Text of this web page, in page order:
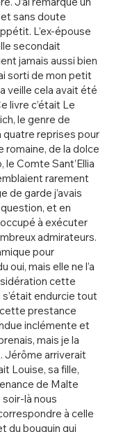
et sans doute
L’ex-épouse
secondait
jamais aussi bien
sorti de mon petit
veille cela avait été
livre c’était Le
le genre de
quatre reprises pour
romaine, de la dolce
Comte Sant’Ellia
rarement
de garde j’avais
et en
à exécuter
admirateurs.
pour
oui, mais elle ne l’a
cette
endurcie tout
prestance
inclémente et
mais je la
Jérôme arriverait
Louise, sa fille,
de Malte
soir-là nous
à celle
du bouquin qui